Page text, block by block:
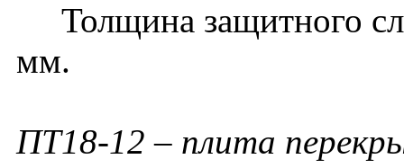
Толщина защитного
мм.
ПТ18-12 – плита